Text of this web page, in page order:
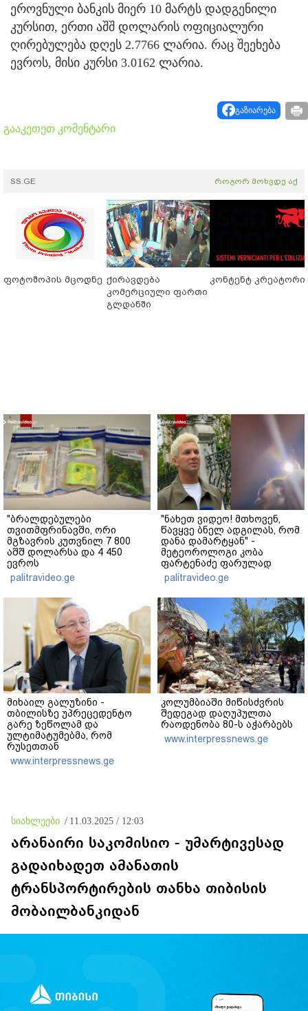
ეროვნული ბანკის მიერ 10 მარტს დადგენილი
კურსით, ერთი აშშ დოლარის ოფიციალური
ღირებულება დღეს 2.7766 ლარია. რაც შეეხება
ევროს, მისი კურსი 3.0162 ლარია.
გაზიარება
გააკეთეთ კომენტარი
SS.GE როგორ მოხვდე აქ
ფოტოშოპის მცოდნე ქირავდება
კომერციული ფართი
გლდანში
კონტენტ კრეატორი
"ბრალდებულები
თვითმფრინავში, ორი
მგზავრის კუთვნილ 7 800
აშშ დოლარსა და 4 450
ევროს
მართლსაწინააღმდეგოდ
დაეუფლნენ" - დანაშაულის
რა დეტალები ხდება
ცნობილი?
palitravideo.ge
"ნახეთ ვიდეო! მთხოვენ,
წავყვე ბნელ ადგილას, რომ
დანა დამარტყან" -
მეტეოროლოგი კობა
ფარტენაძე ფარულად
გადაღებულ კადრებს
აქვეყნებს
palitravideo.ge
მიხაილ გალუზინი -
თბილისზე უპრეცედენტო
გარე ზეწოლამ და
ულტიმატუმებმა, რომ
რუსეთთან
თანამშრომლობაზე უარი
თქვას, ის შედეგი არ
დამყარებული
ურთიერთობები ავაშენოთ
www.interpressnews.ge
კოლუმბიაში მიწისძვრის
შედეგად დაღუპულთა
რაოდენობა 80-ს აჭარბებს
www.interpressnews.ge
სიახლეები / 11.03.2025 / 12:03
არანაირი საკომისიო - უმარტივესად
გადაიხადეთ ამანათის
ტრანსპორტირების თანხა თიბისის
მობაილბანკიდან